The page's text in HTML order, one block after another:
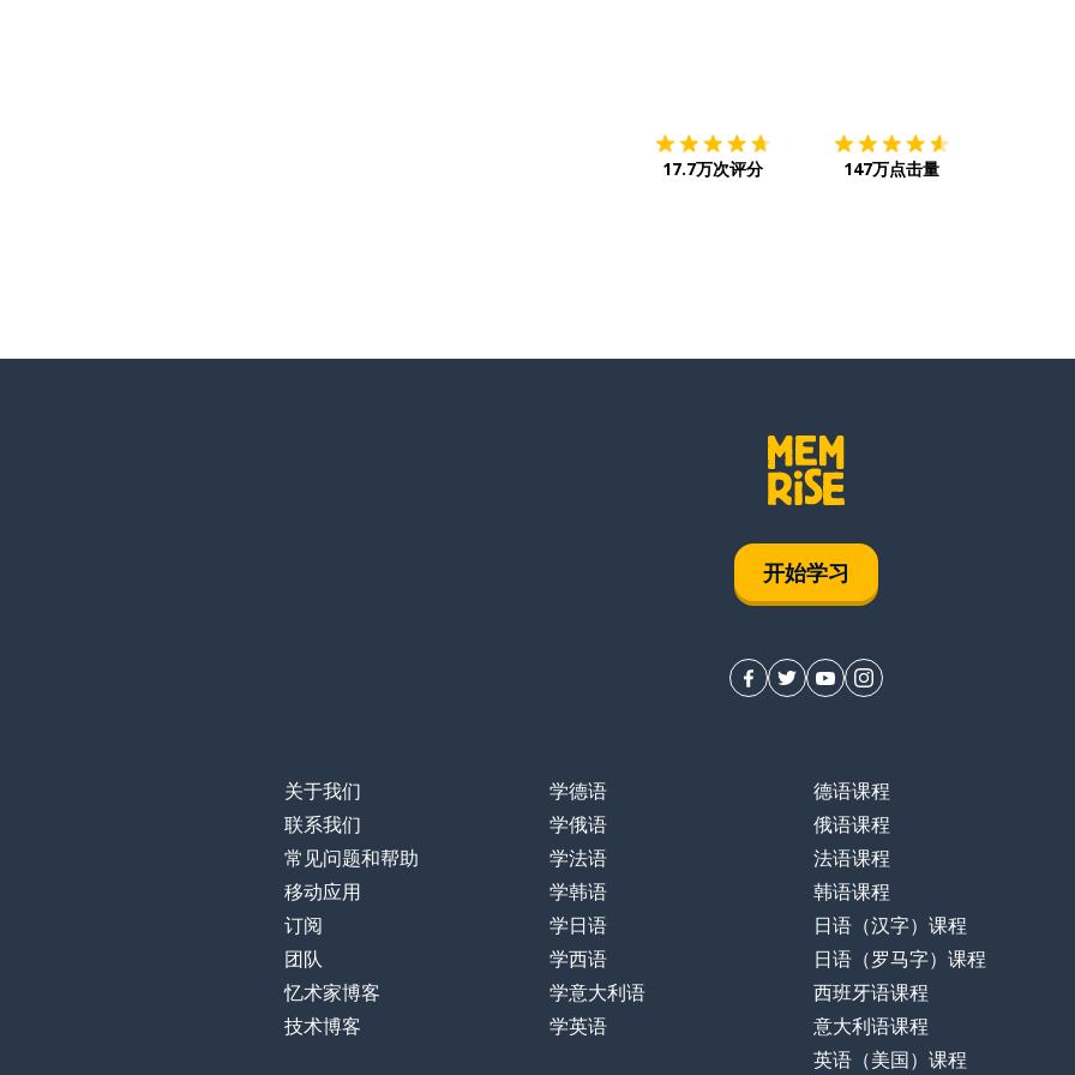
17.7万次评分 147万点击量
开始学习
关于我们
联系我们
常见问题和帮助
移动应用
订阅
团队
忆术家博客
技术博客
学德语
学俄语
学法语
学韩语
学日语
学西语
学意大利语
学英语
德语课程
俄语课程
法语课程
韩语课程
日语（汉字）课程
日语（罗马字）课程
西班牙语课程
意大利语课程
英语（美国）课程